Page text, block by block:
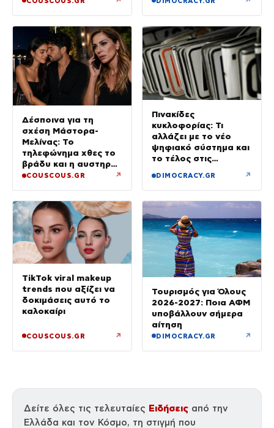
Δέσποινα για τη
σχέση Μάστορα-
Μελίνας: Το
τηλεφώνημα χθες το
βράδυ και η αυστηρή
προειδοποίηση
COUSCOUS.GR ↗
Πινακίδες
κυκλοφορίας: Τι
αλλάζει με το νέο
ψηφιακό σύστημα και
το τέλος στις
DIMOCRACY.GR ↗
TikTok viral makeup
trends που αξίζει να
δοκιμάσεις αυτό το
καλοκαίρι
COUSCOUS.GR ↗
Τουρισμός για Όλους
2026-2027: Ποια ΑΦΜ
υποβάλλουν σήμερα
αίτηση
DIMOCRACY.GR ↗
Δείτε όλες τις τελευταίες Ειδήσεις από την
Ελλάδα και τον Κόσμο, τη στιγμή που